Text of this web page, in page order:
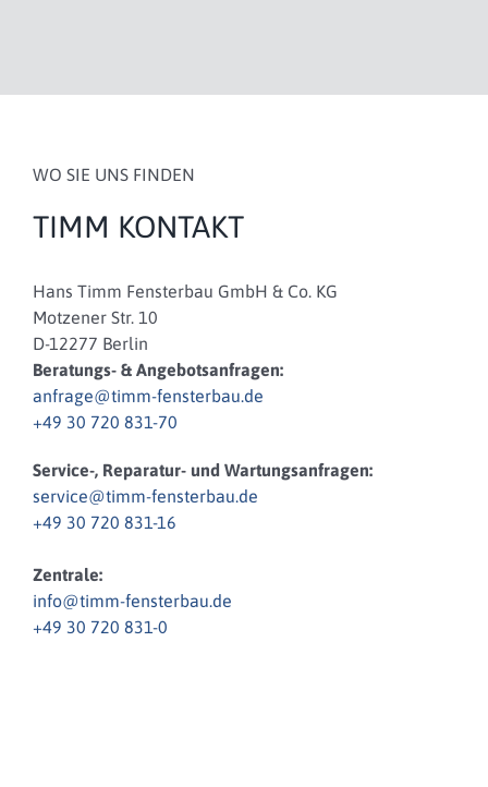
WO SIE UNS FINDEN
TIMM KONTAKT
Hans Timm Fensterbau GmbH & Co. KG
Motzener Str. 10
D-12277 Berlin
Beratungs- & Angebotsanfragen:
anfrage@timm-fensterbau.de
+49 30 720 831-70
Service-, Reparatur- und Wartungsanfragen:
service@timm-fensterbau.de
+49 30 720 831-16
Zentrale:
info@timm-fensterbau.de
+49 30 720 831-0